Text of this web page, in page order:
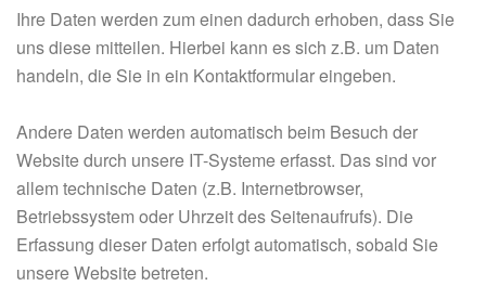
Ihre Daten werden zum einen dadurch erhoben, dass Sie
uns diese mitteilen. Hierbei kann es sich z.B. um Daten
handeln, die Sie in ein Kontaktformular eingeben.
Andere Daten werden automatisch beim Besuch der
Website durch unsere IT-Systeme erfasst. Das sind vor
allem technische Daten (z.B. Internetbrowser,
Betriebssystem oder Uhrzeit des Seitenaufrufs). Die
Erfassung dieser Daten erfolgt automatisch, sobald Sie
unsere Website betreten.